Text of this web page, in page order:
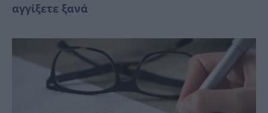
αγγίξετε ξανά